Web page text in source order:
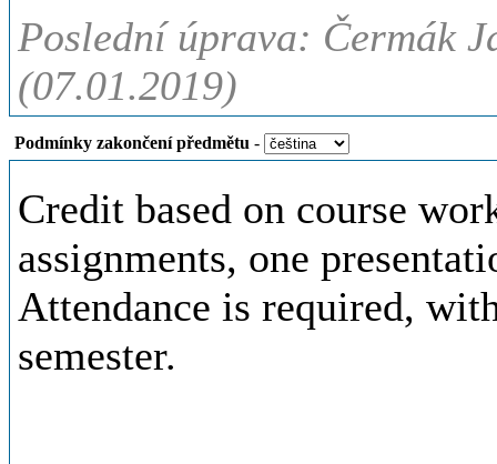
Poslední úprava: Čermák
(07.01.2019)
Podmínky zakončení předmětu -
Credit based on course
assignments, one
Attendance is required,
semester.